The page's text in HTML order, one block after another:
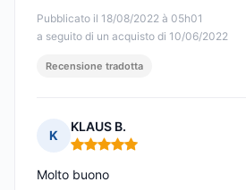
Pubblicato il 18/08/2022 à 05h01
a seguito di un acquisto di 10/06/2022
Recensione tradotta
K
KLAUS B.
Nota: 5 su 5
Molto buono